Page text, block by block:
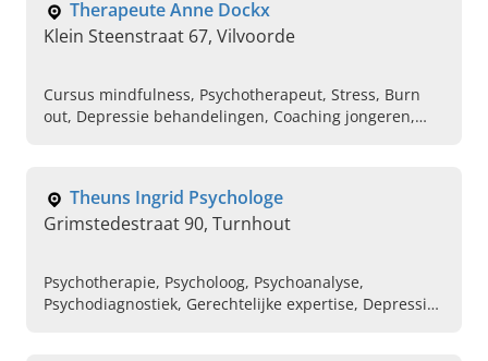
Therapeute Anne Dockx
Klein Steenstraat 67, Vilvoorde
Cursus mindfulness, Psychotherapeut, Stress, Burn
out, Depressie behandelingen, Coaching jongeren,
Theuns Ingrid Psychologe
Grimstedestraat 90, Turnhout
Psychotherapie, Psycholoog, Psychoanalyse,
Psychodiagnostiek, Gerechtelijke expertise, Depressie,